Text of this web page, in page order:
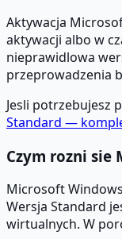
Aktywacja
aktywacji albo w
nieprawidlowa
przeprowadzenia
Jesli potrzebujesz
Standard —
Czym rozni sie
Microsoft
Wersja Standard
wirtualnych. W